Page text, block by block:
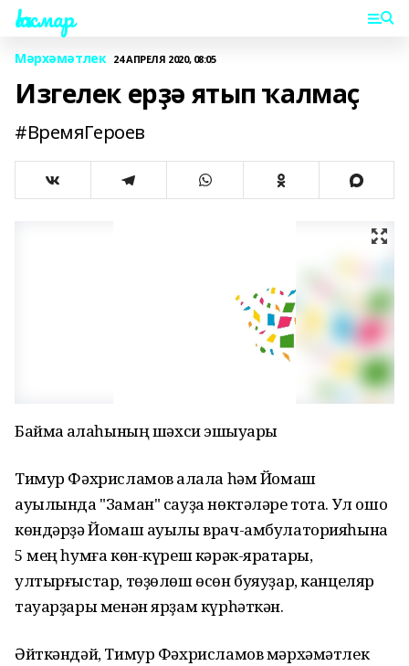
Һаҡмар
Мәрхәмәтлек 24 АПРЕЛЯ 2020, 08:05
Изгелек ерҙә ятып ҡалмаҫ
#ВремяГероев
Баймаҡ ҡалаһының шәхси эшҡыуары
Тимур Фәхрисламов ҡалала һәм Йомаш
ауылында "Заман" сауҙа нөктәләре тота. Ул ошо
көндәрҙә Йомаш ауылы врач-амбулаторияһына
5 мең һумға көн-күреш кәрәк-яраҡтары,
ултырғыстар, төҙөлөш өсөн буяуҙар, канцеляр
тауарҙары менән ярҙам күрһәткән.
Әйткәндәй, Тимур Фәхрисламов мәрхәмәтлек